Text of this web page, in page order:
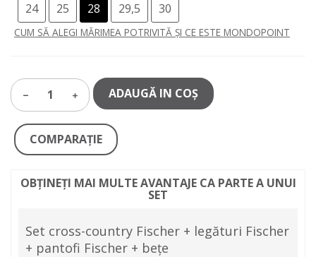
24
25 28 29,5 30
CUM SĂ ALEGI MĂRIMEA POTRIVITĂ ȘI CE ESTE MONDOPOINT
1 ADAUGĂ IN COŞ
COMPARAŢIE
OBȚINEȚI MAI MULTE AVANTAJE CA PARTE A UNUI
SET
Set cross-country Fischer + legături Fischer
+ pantofi Fischer + bețe